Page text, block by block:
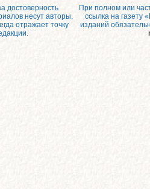
достоверность
несут авторы.
отражает точку
При полном или
ссылка на газету
изданий